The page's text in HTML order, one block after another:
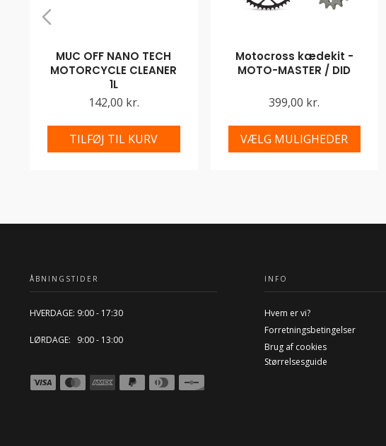
MUC OFF NANO TECH
MOTORCYCLE CLEANER
1L
142,00 kr.
TILFØJ TIL KURV
Motocross kædekit -
MOTO-MASTER / DID
399,00 kr.
VÆLG MULIGHEDER
ÅBNINGSTIDER
HVERDAGE: 9:00 - 17:30
LØRDAGE: 9:00 - 13:00
INFO
Hvem er vi?
Forretningsbetingelser
Brug af cookies
Størrelsesguide